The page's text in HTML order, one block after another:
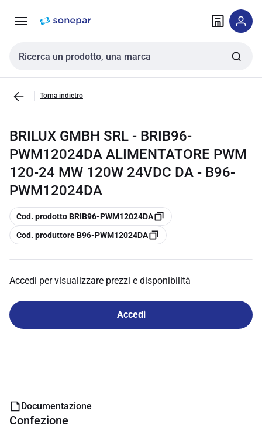
navigazione alla
Cerca input
Torna indietro
BRILUX GMBH SRL - BRIB96-
PWM12024DA ALIMENTATORE PWM
120-24 MW 120W 24VDC DA - B96-
PWM12024DA
copia
Cod. prodotto BRIB96-PWM12024DA
copia
Cod. produttore B96-PWM12024DA
Accedi per visualizzare prezzi e disponibilità
Accedi
Documentazione
Confezione